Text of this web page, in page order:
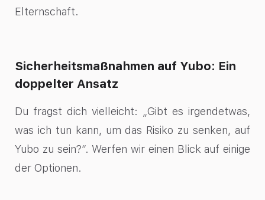
Elternschaft.
Sicherheitsmaßnahmen auf Yubo: Ein
doppelter Ansatz
Du fragst dich vielleicht: „Gibt es irgendetwas,
was ich tun kann, um das Risiko zu senken, auf
Yubo zu sein?“. Werfen wir einen Blick auf einige
der Optionen.